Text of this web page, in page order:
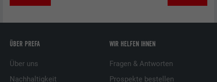
ÜBER PREFA
Über uns
Nachhaltigkeit
WIR HELFEN IHNEN
Fragen & Antworten
Prospekte bestellen